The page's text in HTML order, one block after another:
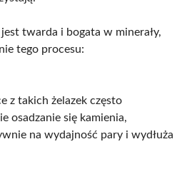
twarda i bogata w minerały,
tego procesu:
z takich żelazek często
osadzanie się kamienia,
na wydajność pary i wydłuża